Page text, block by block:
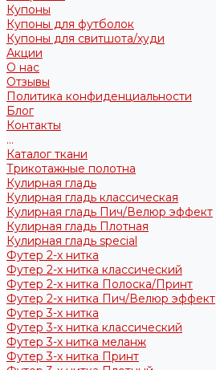
Купоны
Купоны для футболок
Купоны для свитшота/худи
Акции
О нас
Отзывы
Политика конфиденциальности
Блог
Контакты
...
Каталог ткани
Трикотажные полотна
Кулирная гладь
Кулирная гладь классическая
Кулирная гладь Пич/Велюр эффект
Кулирная гладь Плотная
Кулирная гладь special
Футер 2-х нитка
Футер 2-х нитка классический
Футер 2-х нитка Полоска/Принт
Футер 2-х нитка Пич/Велюр эффект
Футер 3-х нитка
Футер 3-х нитка классический
Футер 3-х нитка меланж
Футер 3-х нитка Принт